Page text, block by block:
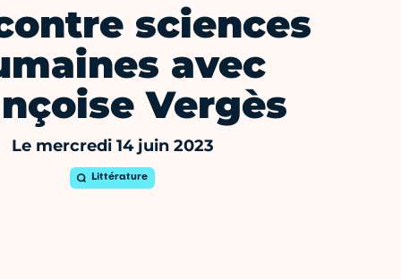
sciences
avec
Vergès
Le mercredi 14 juin 2023
Littérature